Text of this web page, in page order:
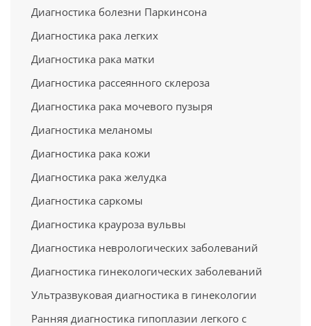
Диагностика болезни Паркинсона
Диагностика рака легких
Диагностика рака матки
Диагностика рассеянного склероза
Диагностика рака мочевого пузыря
Диагностика меланомы
Диагностика рака кожи
Диагностика рака желудка
Диагностика саркомы
Диагностика крауроза вульвы
Диагностика неврологических заболеваний
Диагностика гинекологических заболеваний
Ультразвуковая диагностика в гинекологии
Ранняя диагностика гипоплазии легкого с